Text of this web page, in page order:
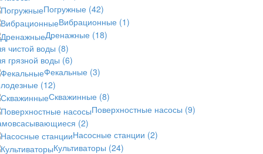
Погружные (42)
Вибрационные (1)
Дренажные (18)
чистой воды (8)
грязной воды (6)
Фекальные (3)
(12)
Скважинные (8)
Поверхностные насосы (9)
(2)
Насосные станции (2)
Культиваторы (24)